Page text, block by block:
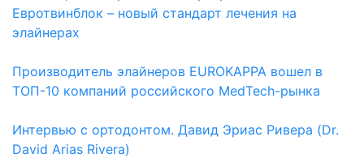
Евротвинблок – новый стандарт лечения на
элайнерах
Производитель элайнеров EUROKAPPA вошел в
ТОП-10 компаний российского MedTech-рынка
Интервью с ортодонтом. Давид Эриас Ривера (Dr.
David Arias Rivera)